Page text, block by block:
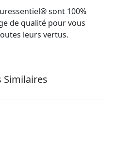
sont 100%
de qualité pour vous
leurs vertus.
Similaires